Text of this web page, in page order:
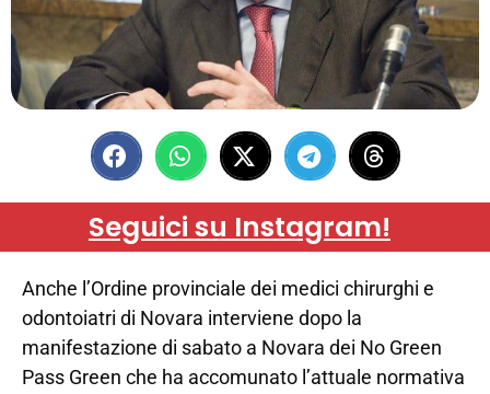
Seguici su Instagram!
Anche l’Ordine provinciale dei medici chirurghi e
odontoiatri di Novara interviene dopo la
manifestazione di sabato a Novara dei No Green
Pass Green che ha accomunato l’attuale normativa